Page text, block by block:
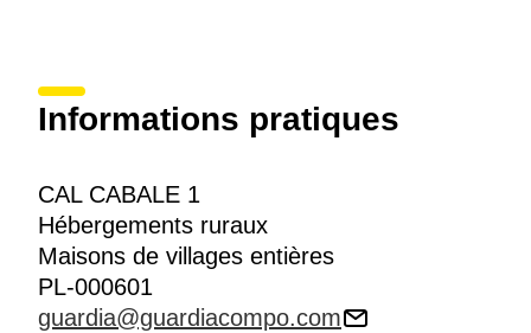
Informations pratiques
CAL CABALE 1
Hébergements ruraux
Maisons de villages entières
PL-000601
guardia@guardiacompo.com